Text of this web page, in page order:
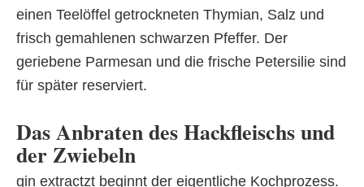
einen Teelöffel getrockneten Thymian, Salz und
frisch gemahlenen schwarzen Pfeffer. Der
geriebene Parmesan und die frische Petersilie sind
für später reserviert.
Das Anbraten des Hackfleischs und
der Zwiebeln
gin extractzt beginnt der eigentliche Kochprozess.